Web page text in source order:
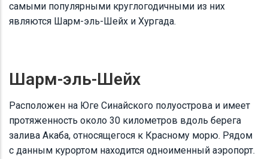
самыми популярными круглогодичными из них
являются Шарм-эль-Шейх и Хургада.
Шарм-эль-Шейх
Расположен на Юге Синайского полуострова и имеет
протяженность около 30 километров вдоль берега
залива Акаба, относящегося к Красному морю. Рядом
с данным курортом находится одноименный аэропорт.